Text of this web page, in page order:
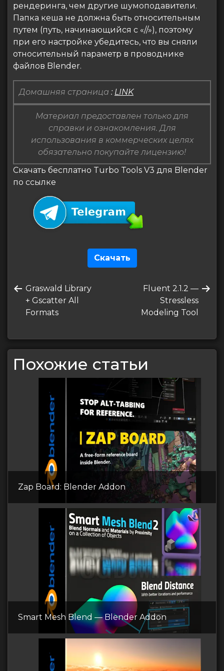
рендеринга, чем другие шумоподавители.
Папка кеша не должна быть относительным
путем (путь, начинающийся с «//»), поэтому
при его настройке убедитесь, что вы сняли
относительный параметр в проводнике
файлов Blender.
Домашняя страница : LINK
Материал предоставлен только для
справки и ознакомления. Для
использования в коммерческих целях
обязательно покупайте лицензию!
Скачать бесплатно Turbo Tools V3 для Blender
по ссылке
Скачать
по
записям
Предыдущая
запись
Graswald Library
+ Gscatter All
Formats
Следующая
запись
Fluent 2.1.2 —
Stressless
Modeling Tool
Похожие статьи
Zap Board: Blender Addon
Smart Mesh Blend — Blender Addon